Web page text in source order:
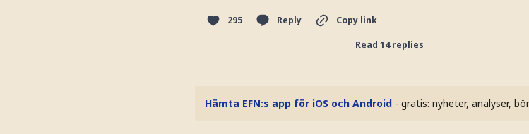
295 Reply Copy link
Read 14 replies
Hämta EFN:s app för iOS och Android - gratis: nyheter, analyser,